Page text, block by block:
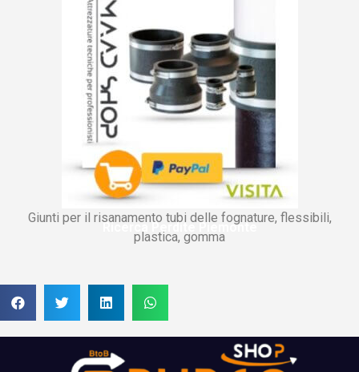
Giunti per il risanamento tubi delle fognature, flessibili,
plastica, gomma
Ricerca Perdite Piemonte